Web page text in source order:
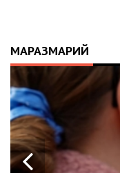
МАРАЗМАРИЙ